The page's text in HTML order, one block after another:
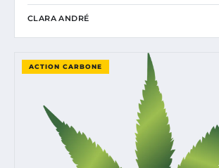
CLARA ANDRÉ
ACTION CARBONE